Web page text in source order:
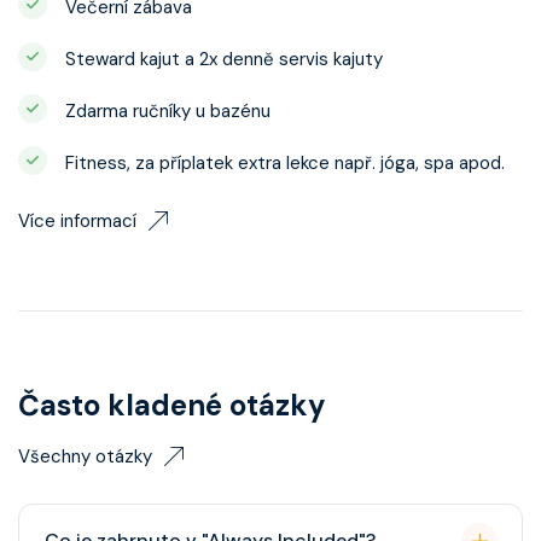
Večerní zábava
Steward kajut a 2x denně servis kajuty
Zdarma ručníky u bazénu
Fitness, za příplatek extra lekce např. jóga, spa apod.
Více informací
Často kladené otázky
Všechny otázky